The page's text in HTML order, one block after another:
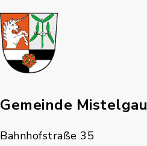
Gemeinde Mistelgau
Bahnhofstraße 35